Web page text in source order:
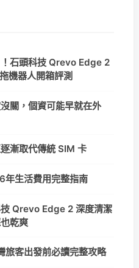
石頭科技 Qrevo Edge 2
機器人開箱評測
關，個資可能早就在外
漸取代傳統 SIM 卡
年生活費用完整指南
Qrevo Edge 2 深度清潔
乾爽
旅客出發前必讀完整攻略